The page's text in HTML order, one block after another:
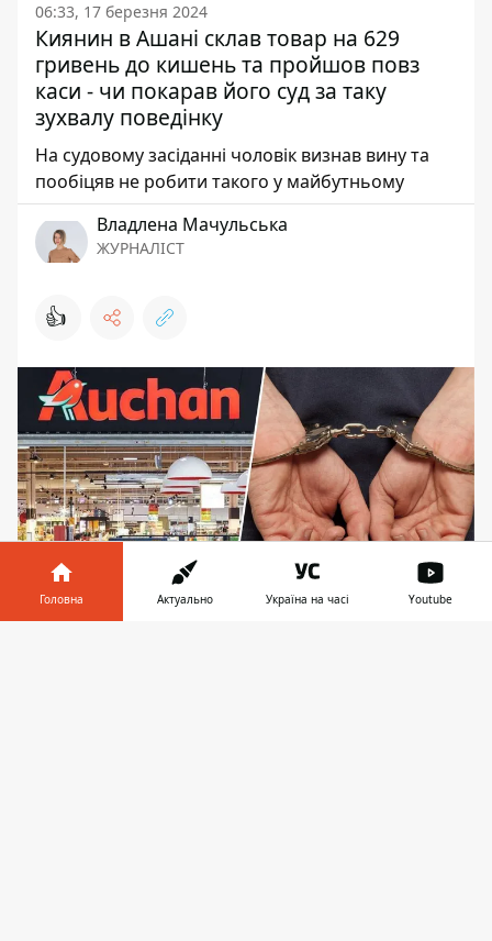
06:33, 17 березня 2024
Киянин в Ашані склав товар на 629
гривень до кишень та пройшов повз
каси - чи покарав його суд за таку
зухвалу поведінку
На судовому засіданні чоловік визнав вину та
пообіцяв не робити такого у майбутньому
Владлена Мачульська
ЖУРНАЛІСТ
👍
Головна Актуально Україна на часі Youtube